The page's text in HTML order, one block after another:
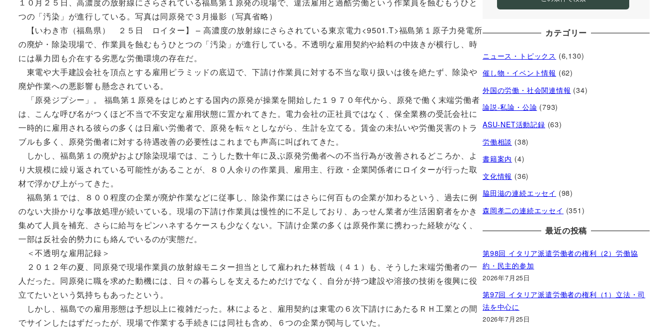
つの「汚染」が進行している。写真は同原発で３月撮影（写真省略）
【いわき市（福島県） ２５日 ロイター】 – 高濃度の放射線にさらされている東京電力<9501.T>福島第１原子力発電所
の廃炉・除染現場で、作業員を蝕むもうひとつの「汚染」が進行している。不透明な雇用契約や給料の中抜きが横行し、時
には暴力団も介在する劣悪な労働環境の存在だ。
東電や大手建設会社を頂点とする雇用ピラミッドの底辺で、下請け作業員に対する不当な取り扱いは後を絶たず、除染や
廃炉作業への悪影響も懸念されている。
「原発ジプシー」。 福島第１原発をはじめとする国内の原発が操業を開始した１９７０年代から、原発で働く末端労働者
は、こんな呼び名がつくほど不当で不安定な雇用状態に置かれてきた。電力会社の正社員ではなく、保全業務の受託会社に
一時的に雇用される彼らの多くは日雇い労働者で、原発を転々としながら、生計を立てる。賃金の未払いや労働災害のトラ
ブルも多く、原発労働者に対する待遇改善の必要性はこれまでも声高に叫ばれてきた。
しかし、福島第１の廃炉および除染現場では、こうした数十年に及ぶ原発労働者への不当行為が改善されるどころか、よ
り大規模に繰り返されている可能性があることが、８０人余りの作業員、雇用主、行政・企業関係者にロイターが行った取
材で浮かび上がってきた。
福島第１では、８００程度の企業が廃炉作業などに従事し、除染作業にはさらに何百もの企業が加わるという、過去に例
のない大掛かりな事故処理が続いている。現場の下請け作業員は慢性的に不足しており、あっせん業者が生活困窮者をかき
集めて人員を補充、さらに給与をピンハネするケースも少なくない。下請け企業の多くは原発作業に携わった経験がなく、
一部は反社会的勢力にも絡んでいるのが実態だ。
＜不透明な雇用記録＞
２０１２年の夏、同原発で現場作業員の放射線モニター担当として雇われた林哲哉（４１）も、そうした末端労働者の一
人だった。同原発に職を求めた動機には、日々の暮らしを支えるためだけでなく、自分が持つ建設や溶接の技術を復興に役
立てたいという気持ちもあったという。
しかし、福島での雇用形態は予想以上に複雑だった。林によると、雇用契約は東電の６次下請けにあたるＲＨ工業との間
でサインしたはずだったが、現場で作業する手続きには同社も含め、６つの企業が関与していた。
カテゴリー
ニュース・トピックス (6,130)
催し物・イベント情報 (62)
外国の労働・社会関連情報 (34)
論説-私論・公論 (793)
ASU-NET活動記録 (63)
労働相談 (38)
書籍案内 (4)
文化情報 (36)
脇田滋の連続エッセイ (98)
森岡孝二の連続エッセイ (351)
最近の投稿
第98回 イタリア派遣労働者の権利（2）労働協
約・民主的参加
2026年7月25日
第97回 イタリア派遣労働者の権利（1）立法・司
法を中心に
2026年7月25日